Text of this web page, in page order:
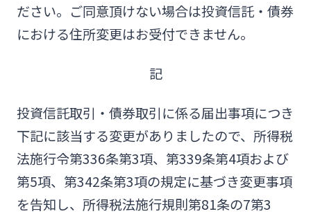
個人のお客さま
株主・投資家の皆さま
宮崎銀行について
ださい。ご同意頂けない場合は投資信託・債券
における住所変更はお受付できません。
記
投資信託取引・債券取引に係る届出事項につき
下記に該当する変更がありましたので、所得税
法施行令第336条第3項、第339条第4項および
第5項、第342条第3項の規定に基づき変更事項
を告知し、所得税法施行規則第81条の7第3